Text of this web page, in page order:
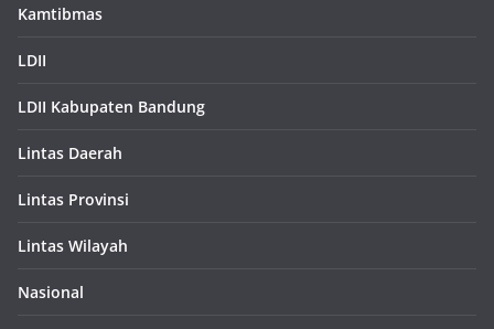
Kamtibmas
LDII
LDII Kabupaten Bandung
Lintas Daerah
Lintas Provinsi
Lintas Wilayah
Nasional